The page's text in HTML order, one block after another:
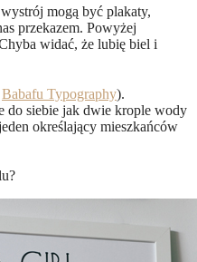
mogą być plakaty,
przekazem. Powyżej
widać, że lubię biel i
Babafu Typography).
do siebie jak dwie krople wody
określający mieszkańców